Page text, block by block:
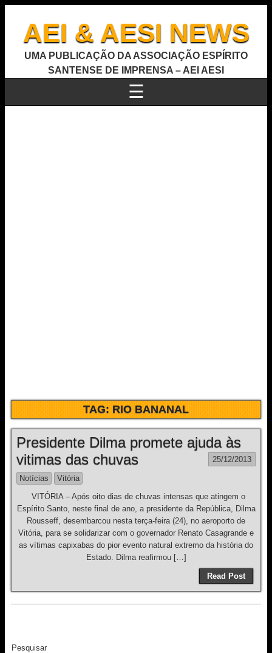
AEI & AESI NEWS
UMA PUBLICAÇÃO DA ASSOCIAÇÃO ESPÍRITO
SANTENSE DE IMPRENSA – AEI AESI
☰
TAG:RIO BANANAL
Presidente Dilma promete ajuda às
vitimas das chuvas
25/12/2013
Notícias
Vitória
VITÓRIA – Após oito dias de chuvas intensas que atingem o
Espírito Santo, neste final de ano, a presidente da República, Dilma
Rousseff, desembarcou nesta terça-feira (24), no aeroporto de
Vitória, para se solidarizar com o governador Renato Casagrande e
as vítimas capixabas do pior evento natural extremo da história do
Estado. Dilma reafirmou […]
Read Post
Pesquisar